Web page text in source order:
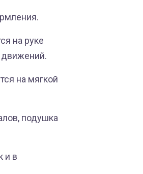
на руке
движений.
на мягкой
подушка
и в